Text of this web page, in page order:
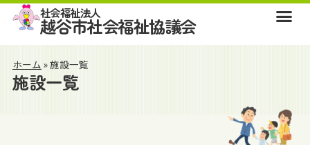
社会福祉法人
越谷市社会福祉協議会
ホーム »施設一覧
施設一覧